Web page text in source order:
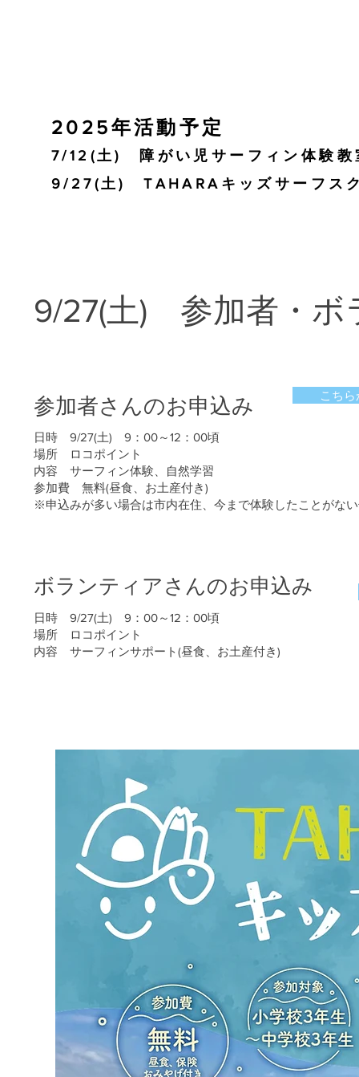
2025年活動予定
7/12(土) 障がい児サーフィン体験
9/27(土) TAHARAキッズサーフス
9/27(土) 参加者・ボ
参加者さんのお申込み
日時 9/27(土) 9：00～12：00頃
場所 ロコポイント
内容 サーフィン体験、自然学習
参加費 無料(昼食、お土産付き)
※申込みが多い場合は市内在住、今まで体験したことがな
ボランティアさんのお申込み
日時 9/27(土) 9：00～12：00頃
場所 ロコポイント
内容 サーフィンサポート(昼食、お土産付き)
こちら